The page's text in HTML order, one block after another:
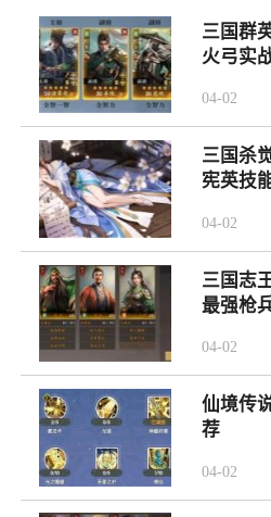
三国群
火弓实
04-02
三国杀
宪英技
04-02
三国志
最强枪
04-02
仙境传
荐
04-02